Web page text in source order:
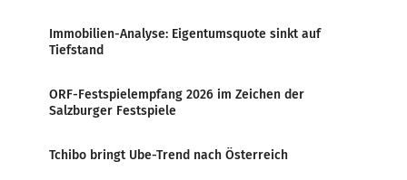
Immobilien-Analyse: Eigentumsquote sinkt auf
Tiefstand
ORF-Festspielempfang 2026 im Zeichen der
Salzburger Festspiele
Tchibo bringt Ube-Trend nach Österreich